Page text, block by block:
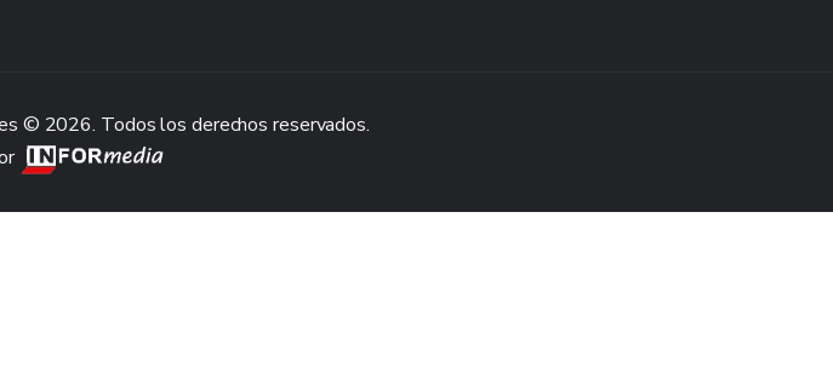
© 2026. Todos los derechos reservados.